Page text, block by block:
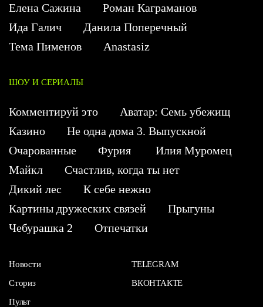
Елена Сажина
Роман Каграманов
Ида Галич
Данила Поперечный
Тема Пименов
Anastasiz
ШОУ И СЕРИАЛЫ
Комментируй это
Аватар: Семь убежищ
Казино
Не одна дома 3. Выпускной
Очарованные
Фурия
Илия Муромец
Майкл
Счастлив, когда ты нет
Дикий лес
К себе нежно
Картины дружеских связей
Прыгуны
Чебурашка 2
Отпечатки
Новости
Сториз
Пульт
TELEGRAM
ВКОНТАКТЕ